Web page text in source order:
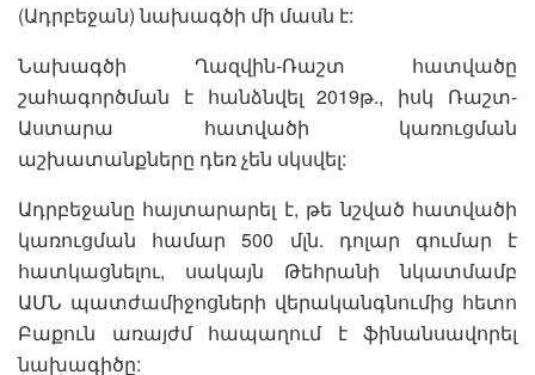
(Ադրբեջան) նախագծի մի մասն է:
Նախագծի Ղազվին-Ռաշտ հատվածը
շահագործման է հանձնվել 2019թ., իսկ Ռաշտ-
Աստարա հատվածի կառուցման
աշխատանքները դեռ չեն սկսվել:
Ադրբեջանը հայտարարել է, թե նշված հատվածի
կառուցման համար 500 մլն. դոլար գումար է
հատկացնելու, սակայն Թեհրանի նկատմամբ
ԱՄՆ պատժամիջոցների վերականգնումից հետո
Բաքուն առայժմ հապաղում է ֆինանսավորել
նախագիծը: